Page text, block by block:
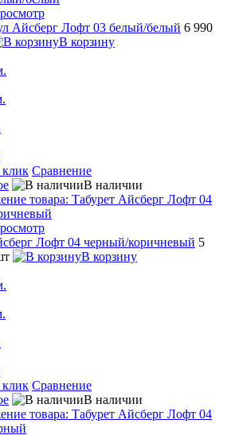
Айсберг Лофт 03 белый/белый 6 990
В корзину
Сравнение
В наличии
Лофт 04 черный/коричневый 5
В корзину
Сравнение
В наличии